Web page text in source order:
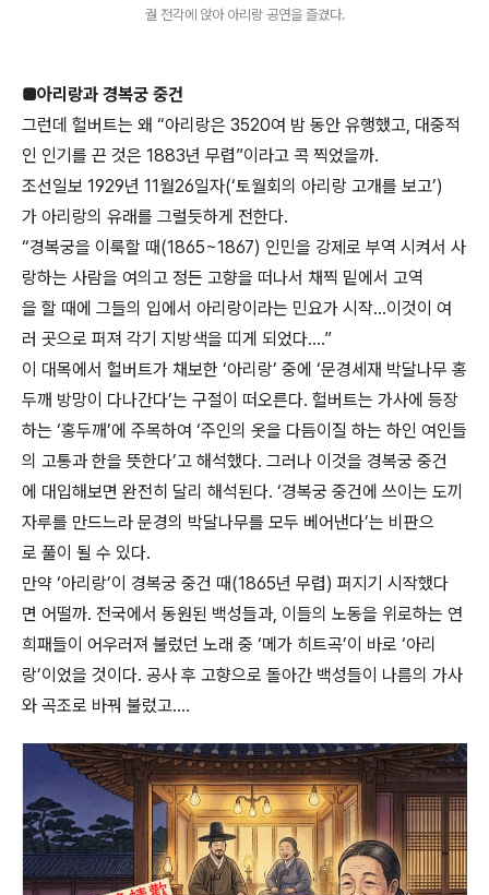
궐 전각에 앉아 아리랑 공연을 즐겼다.
■아리랑과 경복궁 중건
그런데 헐버트는 왜 “아리랑은 3520여 밤 동안 유행했고, 대중적
인 인기를 끈 것은 1883년 무렵”이라고 콕 찍었을까.
조선일보 1929년 11월26일자(‘토월회의 아리랑 고개를 보고’)
가 아리랑의 유래를 그럴듯하게 전한다.
“경복궁을 이룩할 때(1865~1867) 인민을 강제로 부역 시켜서 사
랑하는 사람을 여의고 정든 고향을 떠나서 채찍 밑에서 고역
을 할 때에 그들의 입에서 아리랑이라는 민요가 시작…이것이 여
러 곳으로 퍼져 각기 지방색을 띠게 되었다….”
이 대목에서 헐버트가 채보한 ‘아리랑’ 중에 ‘문경세재 박달나무 홍
두깨 방망이 다나간다’는 구절이 떠오른다. 헐버트는 가사에 등장
하는 ‘홍두깨’에 주목하여 ‘주인의 옷을 다듬이질 하는 하인 여인들
의 고통과 한을 뜻한다’고 해석했다. 그러나 이것을 경복궁 중건
에 대입해보면 완전히 달리 해석된다. ‘경복궁 중건에 쓰이는 도끼
자루를 만드느라 문경의 박달나무를 모두 베어낸다’는 비판으
로 풀이 될 수 있다.
만약 ‘아리랑’이 경복궁 중건 때(1865년 무렵) 퍼지기 시작했다
면 어떨까. 전국에서 동원된 백성들과, 이들의 노동을 위로하는 연
희패들이 어우러져 불렀던 노래 중 ‘메가 히트곡’이 바로 ‘아리
랑’이었을 것이다. 공사 후 고향으로 돌아간 백성들이 나름의 가사
와 곡조로 바꿔 불렀고….